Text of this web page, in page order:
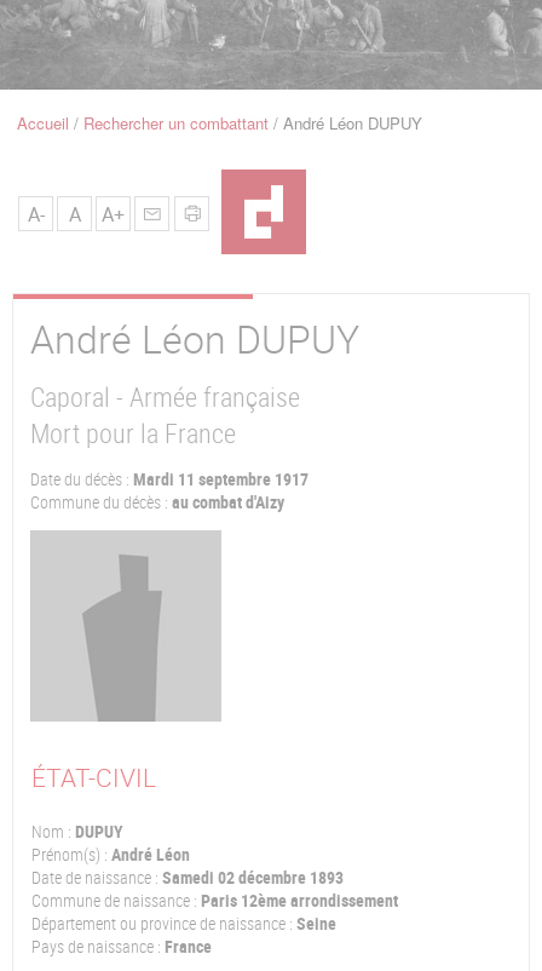
Navigation
FilAccueil Rechercher un combattant André Léon DUPUY
A- A A+
André Léon DUPUY
Caporal - Armée française
Mort pour la France
Date du décès : Mardi 11 septembre 1917
Commune du décès : au combat d'Aizy
ÉTAT-CIVIL
Nom : DUPUY
Prénom(s) : André Léon
Date de naissance : Samedi 02 décembre 1893
Commune de naissance : Paris 12ème arrondissement
Département ou province de naissance : Seine
Pays de naissance : France